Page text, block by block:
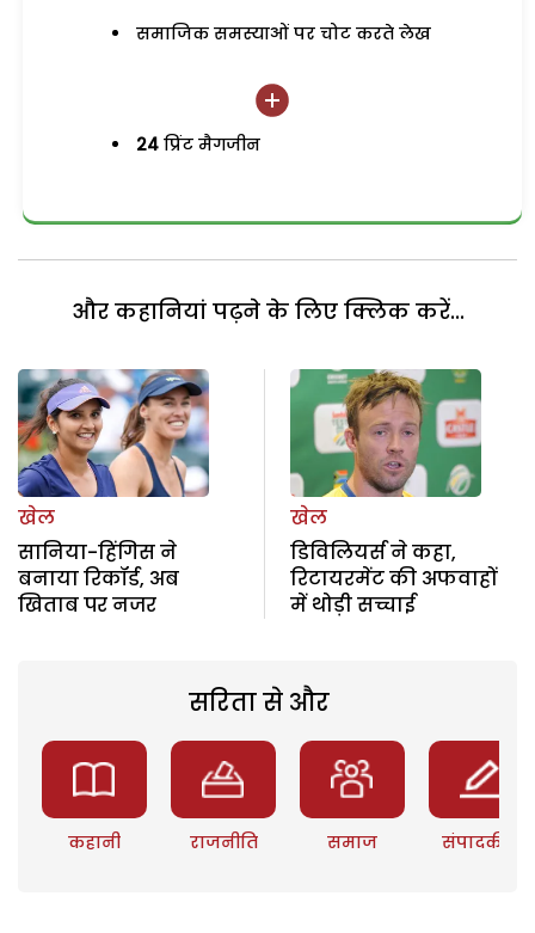
समाजिक समस्याओं पर चोट करते लेख
24 प्रिंट मैगजीन
और कहानियां पढ़ने के लिए क्लिक करें...
खेल
सानिया-हिंगिस ने
बनाया रिकॉर्ड, अब
खिताब पर नजर
खेल
डिविलियर्स ने कहा,
रिटायरमेंट की अफवाहों
में थोड़ी सच्चाई
सरिता से और
कहानी राजनीति समाज संपादकीय